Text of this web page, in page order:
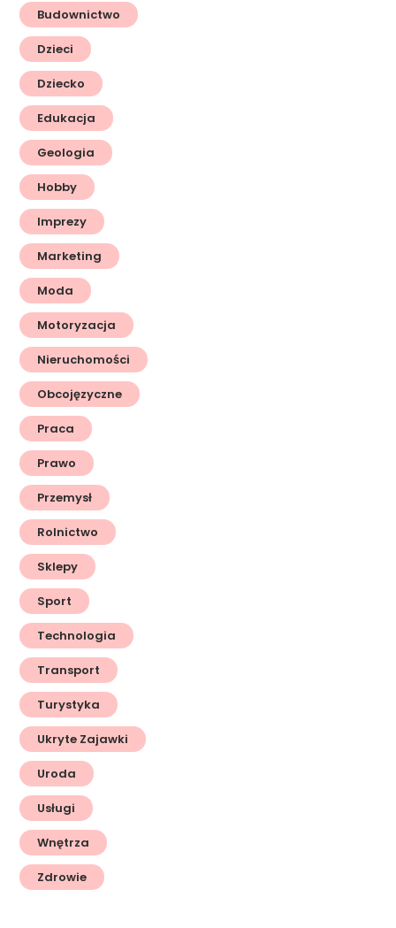
Budownictwo
Dzieci
Dziecko
Edukacja
Geologia
Hobby
Imprezy
Marketing
Moda
Motoryzacja
Nieruchomości
Obcojęzyczne
Praca
Prawo
Przemysł
Rolnictwo
Sklepy
Sport
Technologia
Transport
Turystyka
Ukryte Zajawki
Uroda
Usługi
Wnętrza
Zdrowie